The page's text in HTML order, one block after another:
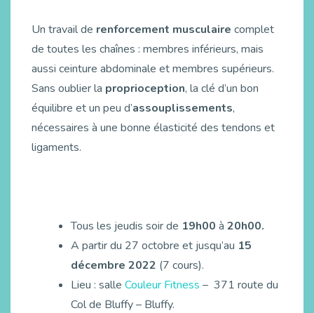
Un travail de renforcement musculaire complet
de toutes les chaînes : membres inférieurs, mais
aussi ceinture abdominale et membres supérieurs.
Sans oublier la proprioception, la clé d’un bon
équilibre et un peu d’assouplissements,
nécessaires à une bonne élasticité des tendons et
ligaments.
Tous les jeudis soir de 19h00 à 20h00.
A partir du 27 octobre et jusqu’au 15
décembre 2022 (7 cours).
Lieu : salle Couleur Fitness – 371 route du
Col de Bluffy – Bluffy.